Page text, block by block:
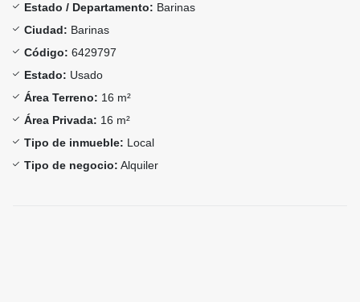
Estado / Departamento: Barinas
Ciudad: Barinas
Código: 6429797
Estado: Usado
Área Terreno: 16 m²
Área Privada: 16 m²
Tipo de inmueble: Local
Tipo de negocio: Alquiler